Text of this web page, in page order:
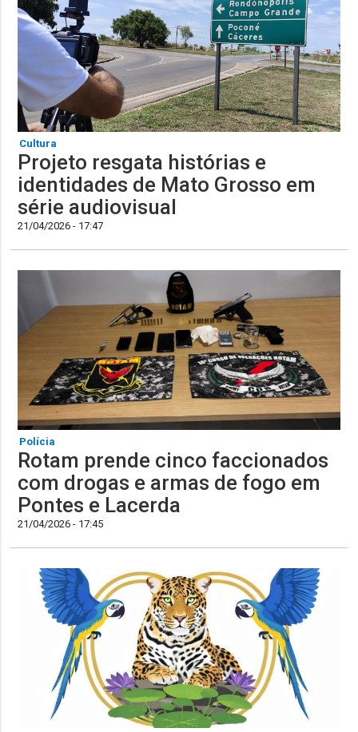
Cultura
Projeto resgata histórias e
identidades de Mato Grosso em
série audiovisual
21/04/2026 - 17:47
Polícia
Rotam prende cinco faccionados
com drogas e armas de fogo em
Pontes e Lacerda
21/04/2026 - 17:45